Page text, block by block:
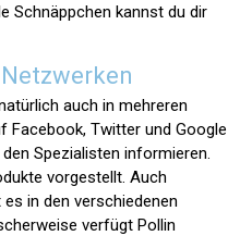
Schnäppchen kannst du dir
auch in mehreren
Facebook, Twitter und Google
Spezialisten informieren.
vorgestellt. Auch
in den verschiedenen
verfügt Pollin